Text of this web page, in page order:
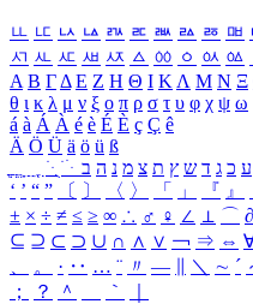
ㅥ ㅦ ㅧ ㅨ ㅩ ㅪ ㅫ ㅬ ㅭ ㅮ
ㅺ ㅻ ㅼ ㅽ ㅾ ㅿ ㆀ ㆁ ㆂ ㆃ
Α Β ΓΔ Ε Ζ Η Θ Ι ΚΛ Μ Ν Ξ
θ ι κ λ μ ν ξ ο π ρ σ τ υ φ χ ψ ω
á à Á À é è É È ç Ç ê
Ä Ö Ü ä ö ü ß
ִֶֹ ֻּ ׁׂ ע כ ג ד ש ץ ת צ מ נ ה ב
‘ ’ “ ” 〔 〕 〈 〉 「 」 『 』
± × ÷ ≠ ≤ ≥ ∞ ∴ ♂ ♀ ∠ ⊥ ⌒ ∂
⊆ ⊇ ⊂ ⊃ ∪ ∩ ∧ ∨ ￢ ⇒ ⇔
、
。 · ‥ … ¨ 〃 ― ＼ ∼ ´
；
？ ＾ ｀